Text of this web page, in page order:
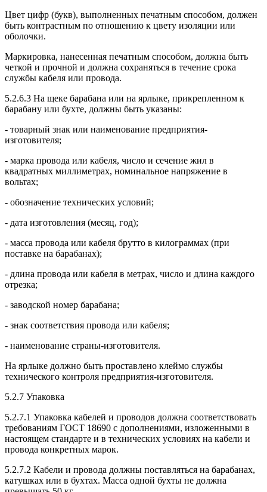
Цвет цифр (букв), выполненных печатным способом, должен
быть контрастным по отношению к цвету изоляции или
оболочки.
Маркировка, нанесенная печатным способом, должна быть
четкой и прочной и должна сохраняться в течение срока
службы кабеля или провода.
5.2.6.3 На щеке барабана или на ярлыке, прикрепленном к
барабану или бухте, должны быть указаны:
- товарный знак или наименование предприятия-
изготовителя;
- марка провода или кабеля, число и сечение жил в
квадратных миллиметрах, номинальное напряжение в
вольтах;
- обозначение технических условий;
- дата изготовления (месяц, год);
- масса провода или кабеля брутто в килограммах (при
поставке на барабанах);
- длина провода или кабеля в метрах, число и длина каждого
отрезка;
- заводской номер барабана;
- знак соответствия провода или кабеля;
- наименование страны-изготовителя.
На ярлыке должно быть проставлено клеймо службы
технического контроля предприятия-изготовителя.
5.2.7 Упаковка
5.2.7.1 Упаковка кабелей и проводов должна соответствовать
требованиям ГОСТ 18690 с дополнениями, изложенными в
настоящем стандарте и в технических условиях на кабели и
провода конкретных марок.
5.2.7.2 Кабели и провода должны поставляться на барабанах,
катушках или в бухтах. Масса одной бухты не должна